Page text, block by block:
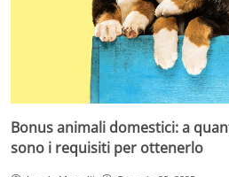
Bonus animali domestici: a
sono i requisiti per ottenerlo